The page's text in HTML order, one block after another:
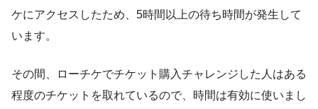
ケにアクセスしたため、5時間以上の待ち時間が発生して
います。
その間、ローチケでチケット購入チャレンジした人はある
程度のチケットを取れているので、時間は有効に使いまし